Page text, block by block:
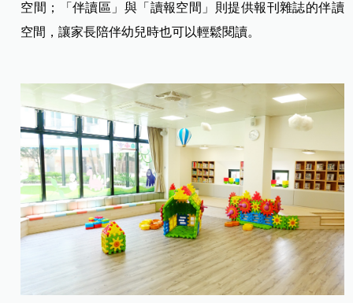
空間；「伴讀區」與「讀報空間」則提供報刊雜誌的伴讀
空間，讓家長陪伴幼兒時也可以輕鬆閱讀。